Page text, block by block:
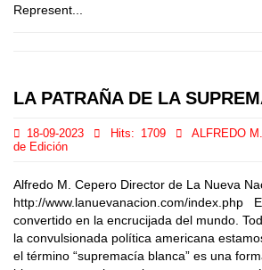
Represent...
LA PATRAÑA DE LA
18-09-2023 Hits: 1709 ALFREDO
de Edición
Alfredo M. Cepero Director de La Nueva
http://www.lanuevanacion.com/index.php
convertido en la encrucijada del mundo.
la convulsionada política americana
el término “supremacía blanca” es una